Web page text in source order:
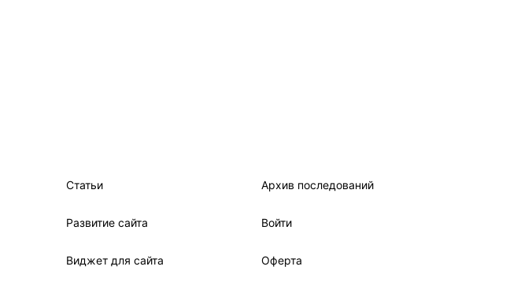
Статьи Архив последований
Развитие сайта Войти
Виджет для сайта Оферта